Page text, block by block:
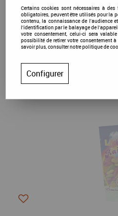
Certains cookies sont nécessaires à
obligatoires, peuvent être utilisés pour la
contenu, la connaissance de l'audience
l'identification par le balayage de
votre consentement, celui-ci sera
possibilité de retirer votre consentement
savoir plus, consulter notre politique de
Configurer